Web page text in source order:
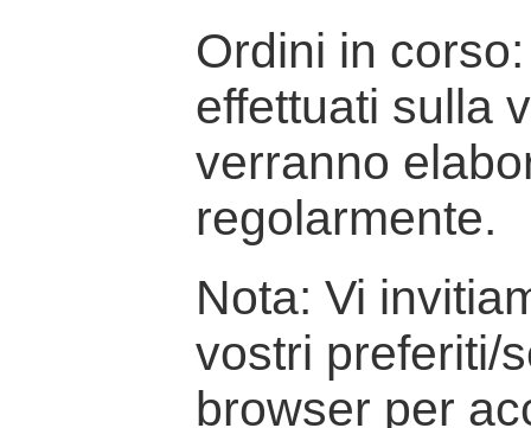
Ordini in
effettuati sulla
verranno
regolarmente.
Nota: Vi
vostri preferiti/
browser per